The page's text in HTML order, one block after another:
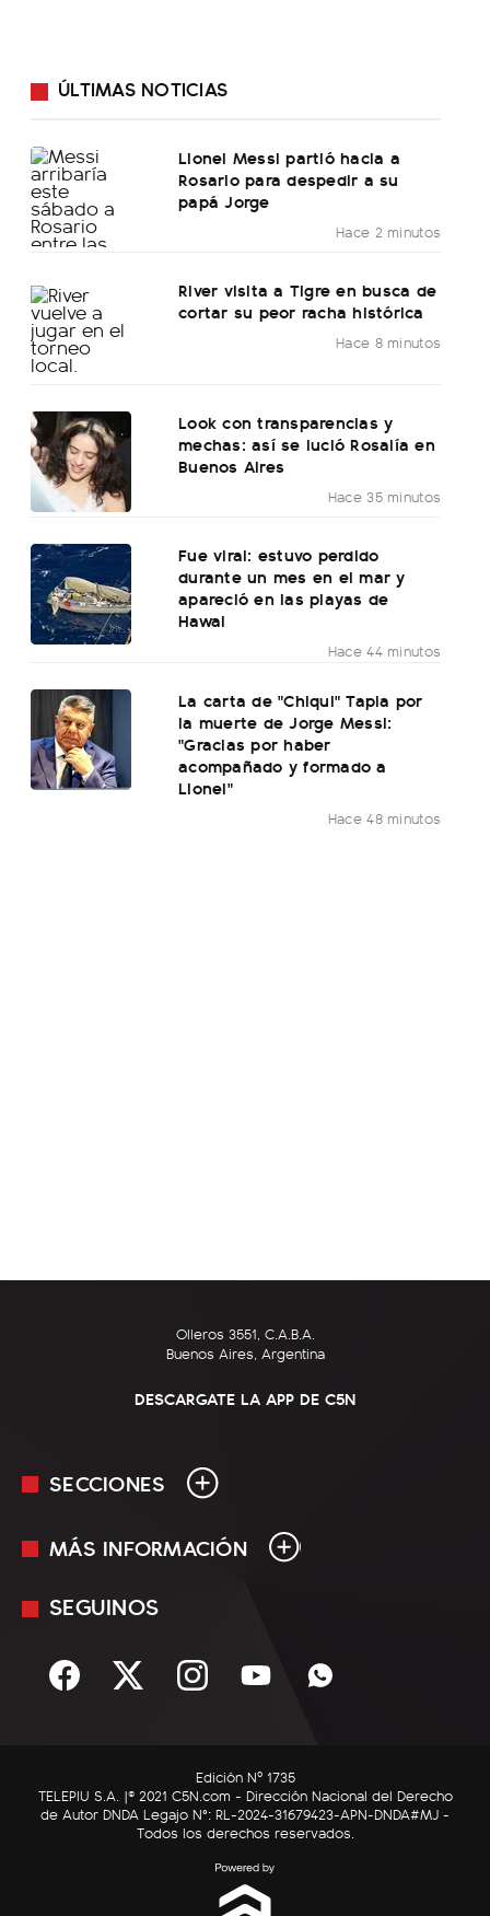
ÚLTIMAS NOTICIAS
Lionel Messi partió hacia a
Rosario para despedir a su
papá Jorge
Hace 2 minutos
River visita a Tigre en busca de
cortar su peor racha histórica
Hace 8 minutos
Look con transparencias y
mechas: así se lució Rosalía en
Buenos Aires
Hace 35 minutos
Fue viral: estuvo perdido
durante un mes en el mar y
apareció en las playas de
Hawai
Hace 44 minutos
La carta de "Chiqui" Tapia por
la muerte de Jorge Messi:
"Gracias por haber
acompañado y formado a
Lionel"
Hace 48 minutos
Olleros 3551, C.A.B.A.
Buenos Aires, Argentina
DESCARGATE LA APP DE C5N
SECCIONES
En Vivo
Sociedad
C5N Autos
RatingCero
MÁS INFORMACIÓN
Mediakit
Términos y condiciones
SEGUINOS
Edición Nº 1735
TELEPIU S.A. |© 2021 C5N.com - Dirección Nacional del Derecho
de Autor DNDA Legajo N°: RL-2024-31679423-APN-DNDA#MJ -
Todos los derechos reservados.